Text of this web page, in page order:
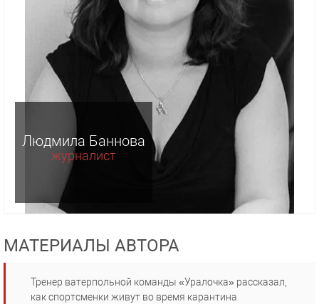
Людмила Баннова
журналист
МАТЕРИАЛЫ АВТОРА
Тренер ватерпольной команды «Уралочка» рассказал,
как спортсменки живут во время карантина